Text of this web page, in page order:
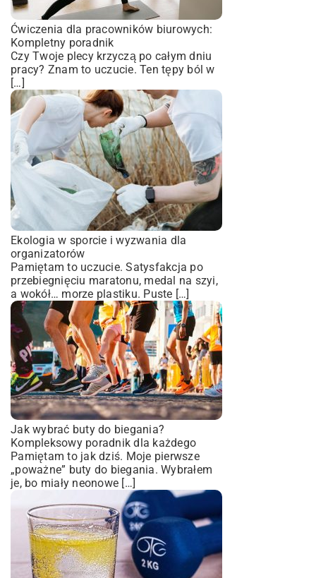
Ćwiczenia dla pracowników biurowych:
Kompletny poradnik
Czy Twoje plecy krzyczą po całym dniu
pracy? Znam to uczucie. Ten tępy ból w
[…]
Ekologia w sporcie i wyzwania dla
organizatorów
Pamiętam to uczucie. Satysfakcja po
przebiegnięciu maratonu, medal na szyi,
a wokół… morze plastiku. Puste […]
Jak wybrać buty do biegania?
Kompleksowy poradnik dla każdego
Pamiętam to jak dziś. Moje pierwsze
„poważne” buty do biegania. Wybrałem
je, bo miały neonowe […]